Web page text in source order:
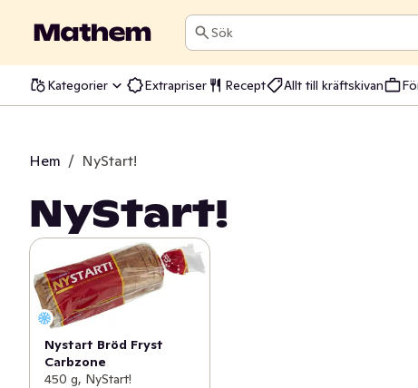
Sök
Kategorier Extrapriser Recept Allt till kräftskivan
Hem / NyStart!
NyStart!
Nystart Bröd Fryst
Carbzone
450 g, NyStart!